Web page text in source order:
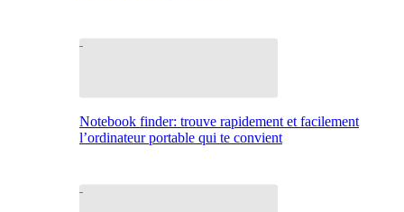
Notebook finder: trouve rapidement et facilement
l’ordinateur portable qui te convient